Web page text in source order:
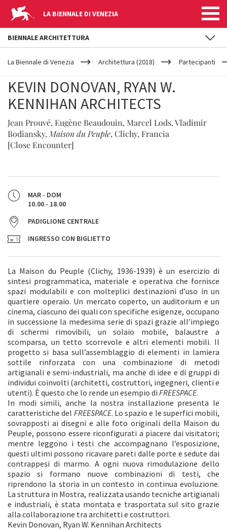
LA BIENNALE DI VENEZIA
YOUR
ARE
La Biennale di Venezia Architettura (2018) Partecipanti
KEVIN DONOVAN, RYAN W.
KENNIHAN ARCHITECTS
Jean Prouvé, Eugène Beaudouin, Marcel Lods, Vladimir
Bodiansky, Maison du Peuple, Clichy, Francia
[Close Encounter]
MAR - DOM
10.00 - 18.00
PADIGLIONE CENTRALE
INGRESSO CON BIGLIETTO
La Maison du Peuple (Clichy, 1936-1939) è un esercizio di
sintesi programmatica, materiale e operativa che fornisce
spazi modulabili e con molteplici destinazioni d’uso in un
quartiere operaio. Un mercato coperto, un auditorium e un
cinema, ciascuno dei quali con specifiche esigenze, occupano
in successione la medesima serie di spazi grazie all’impiego
di schermi rimovibili, un solaio mobile, balaustre a
scomparsa, un tetto scorrevole e altri elementi mobili. Il
progetto si basa sull’assemblaggio di elementi in lamiera
sottile rinforzata con una combinazione di metodi
artigianali e semi-industriali, ma anche di idee e di gruppi di
individui coinvolti (architetti, costruttori, ingegneri, clienti e
utenti). È questo che lo rende un esempio di FREESPACE.
In modi simili, anche la nostra installazione presenta le
caratteristiche del FREESPACE. Lo spazio e le superfici mobili,
sovrapposti ai disegni e alle foto originali della Maison du
Peuple, possono essere riconfigurati a piacere dai visitatori;
mentre leggono i testi che accompagnano l’esposizione,
questi ultimi possono ricavare pareti dalle porte e sedute dai
contrappesi di marmo. A ogni nuova rimodulazione dello
spazio si formano nuove combinazioni di testi, che
riprendono la storia in un contesto in continua evoluzione.
La struttura in Mostra, realizzata usando tecniche artigianali
e industriali, è stata montata e trasportata sul sito grazie
alla collaborazione tra architetti e costruttori.
Kevin Donovan, Ryan W. Kennihan Architects
BIENNALE ARCHITETTURA